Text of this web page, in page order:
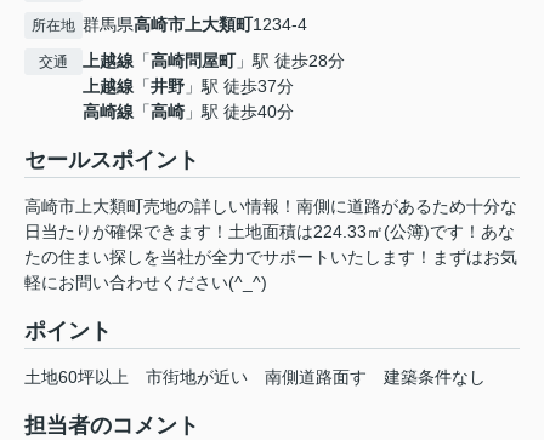
所在地 群馬県高崎市上大類町1234-4
交通 上越線 「高崎問屋町」駅 徒歩28分
上越線 「井野 」駅 徒歩37分
高崎線 「高崎 」駅 徒歩40分
セールスポイント
高崎市上大類町売地の詳しい情報！南側に道路があるため十分な
日当たりが確保できます！土地面積は224.33㎡(公簿)です！あな
たの住まい探しを当社が全力でサポートいたします！まずはお気
軽にお問い合わせください(^_^)
ポイント
土地60坪以上 市街地が近い 南側道路面す 建築条件なし
担当者のコメント